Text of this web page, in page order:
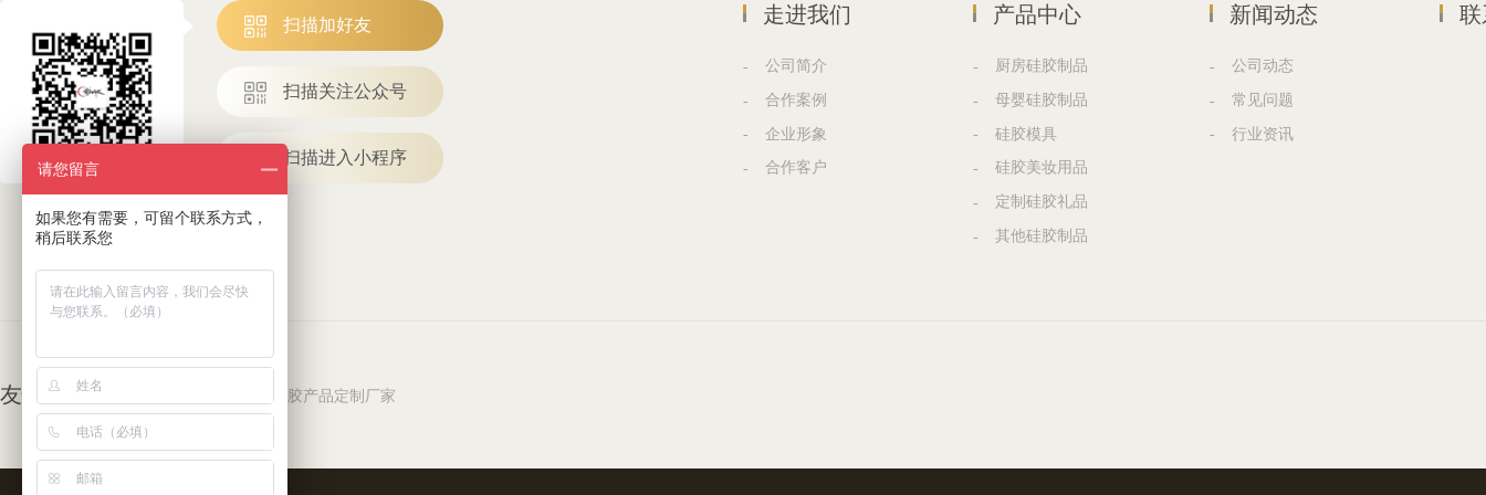
扫描加好友
扫描关注公众号
扫描进入小程序
走进我们
公司简介
合作案例
企业形象
合作客户
产品中心
厨房硅胶制品
母婴硅胶制品
硅胶模具
硅胶美妆用品
定制硅胶礼品
其他硅胶制品
新闻动态
公司动态
常见问题
行业资讯
联
友情链接 LINK 硅胶产品定制厂家
请您留言
如果您有需要，可留个联系方式，
稍后联系您